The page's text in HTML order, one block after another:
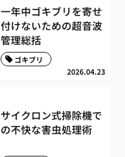
一年中ゴキブリを寄せ
付けないための超音波
管理総括
2026.04.23
ゴキブリ
サイクロン式掃除機で
の不快な害虫処理術